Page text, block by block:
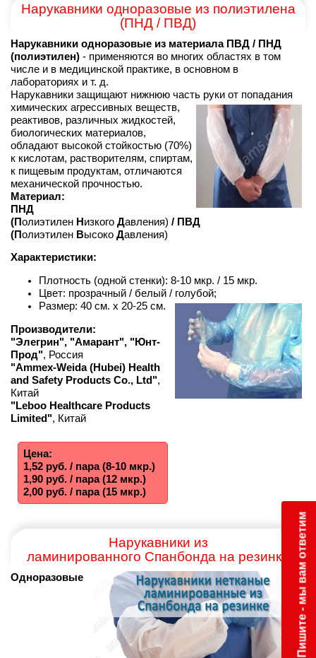
Нарукавники одноразовые из полиэтилена
(ПНД / ПВД)
Нарукавники одноразовые из материала ПВД / ПНД
(полиэтилен) - применяются во многих областях в том
числе и в медицинской практике, в основном в
лабораториях и т. д.
Нарукавники защищают нижнюю часть руки от попадания
химических агрессивных веществ,
реактивов, различных жидкостей,
биологических материалов,
обладают высокой стойкостью (70%)
к кислотам, растворителям, спиртам,
к пищевым продуктам, отличаются
механической прочностью.
Материал:
ПНД
(Полиэтилен Низкого Давления) / ПВД
(Полиэтилен Высоко Давления)
Характеристики:
Плотность (одной стенки): 8-10 мкр. / 15 мкр.
Цвет: прозрачный / белый / голубой;
Размер: 40 см. х 20-25 см.
Производители:
"Элегрин", "Амарант", "Юнт-
Прод", Россия
"Ammex-Weida (Hubei) Health
and Safety Products Co., Ltd",
Китай
"Leboo Healthcare Products
Limited", Китай
Цена:
1,52 руб. / пара(8-10 мкр.)
1,90 руб. / пара(12 мкр.)
2,00 руб. / пара(15 мкр.)
Нарукавники из
ламинированного Спанбонда на резинке
Одноразовые Пишите - мы вам ответим